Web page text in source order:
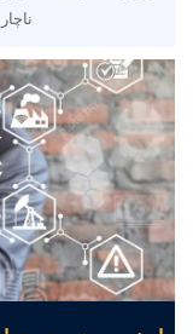
ناچار